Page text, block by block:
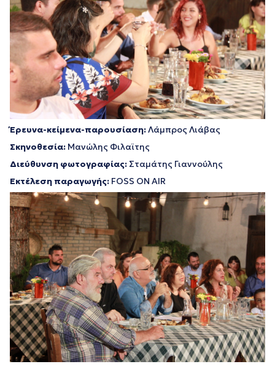
Έρευνα-κείμενα-παρουσίαση:Λάμπρος Λιάβας
Σκηνοθεσία: Μανώλης Φιλαϊτης
Διεύθυνση φωτογραφίας: Σταμάτης Γιαννούλης
Εκτέλεση παραγωγής: FOSS ON AIR